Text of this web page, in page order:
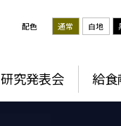
配色 通常 白地
研究発表会 給